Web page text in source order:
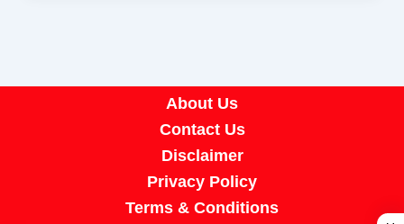
About Us
Contact Us
Disclaimer
Privacy Policy
Terms & Conditions